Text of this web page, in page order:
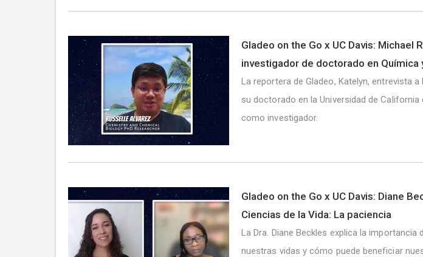
Gladeo on the Go x UC Davis: Michael
investigador de doctorado en Química
La reportera de Gladeo, Katelyn, entrevista
su doctorado en la Universidad de California
como investigador.
Gladeo on the Go x UC Davis: Diane
Ciencias de la Vida: La paciencia
La Dra. Diane Beckles explica la importancia
nuestras vidas y cómo puede beneficiar